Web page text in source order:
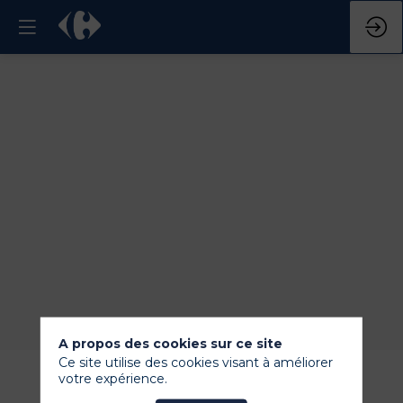
A propos des cookies sur ce site
Ce site utilise des cookies visant à améliorer
votre expérience.